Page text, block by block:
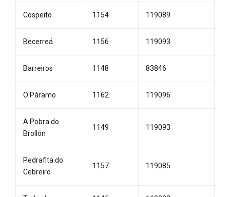
Cospeito 1154 119089
Becerreá 1156 119093
Barreiros 1148 83846
O Páramo 1162 119096
A Pobra do
Brollón
1149 119093
Pedrafita do
Cebreiro
1157 119085